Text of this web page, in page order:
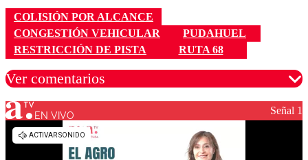
COLISIÓN POR ALCANCE
CONGESTIÓN VEHICULAR
PUDAHUEL
RESTRICCIÓN DE PISTA
RUTA 68
Ver comentarios
Los comentarios son moderados para garantizar un
diálogo respetuoso.
EN VIVO Señal 1